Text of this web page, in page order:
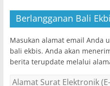
Berlangganan Bali
Masukan alamat email Anda
bali ekbis. Anda akan
berita terupdate melalui
Alamat